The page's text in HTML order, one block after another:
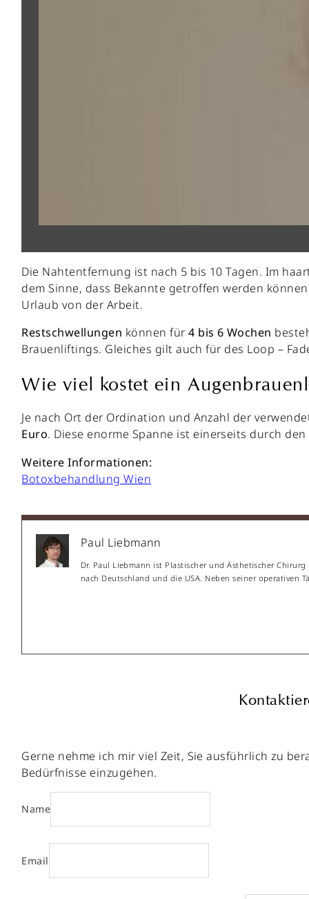
Die Nahtentfernung ist nach 5 bis 10 Tagen. Im
dem Sinne, dass Bekannte getroffen werden
Urlaub von der Arbeit.
Restschwellungen können für4 bis 6 Wochen
Brauenliftings. Gleiches gilt auch für des Loop –
Wie viel kostet ein
Je nach Ort der Ordination und Anzahl der
Euro. Diese enorme Spanne ist einerseits durch
Weitere Informationen:
Botoxbehandlung Wien
Paul Liebmann
Dr. Paul Liebmann ist Plastischer und Ästhetischer
nach Deutschland und die USA. Neben seiner
Gerne nehme ich mir viel Zeit, Sie ausführlich zu
Bedürfnisse einzugehen.
Name
Email